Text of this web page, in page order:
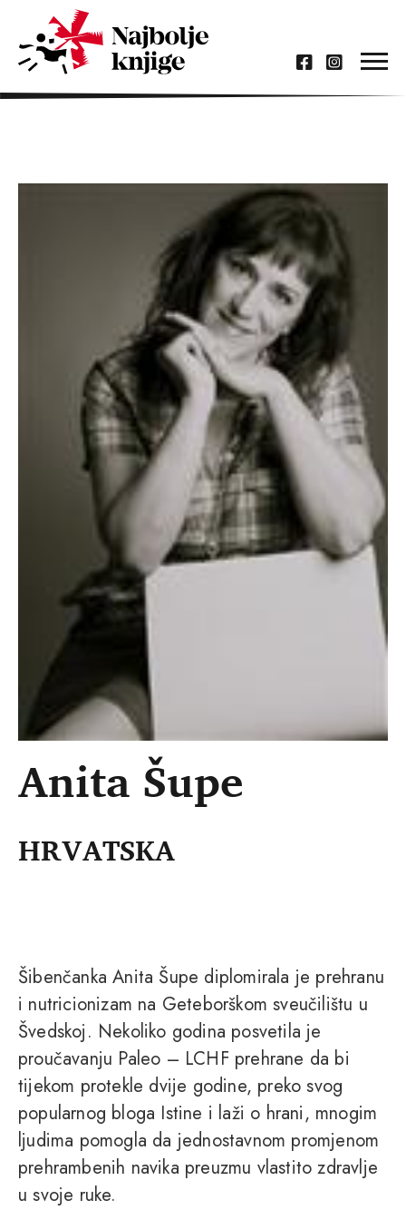
Anita Šupe
HRVATSKA
Šibenčanka Anita Šupe diplomirala je prehranu
i nutricionizam na Geteborškom sveučilištu u
Švedskoj. Nekoliko godina posvetila je
proučavanju Paleo – LCHF prehrane da bi
tijekom protekle dvije godine, preko svog
popularnog bloga Istine i laži o hrani, mnogim
ljudima pomogla da jednostavnom promjenom
prehrambenih navika preuzmu vlastito zdravlje
u svoje ruke.